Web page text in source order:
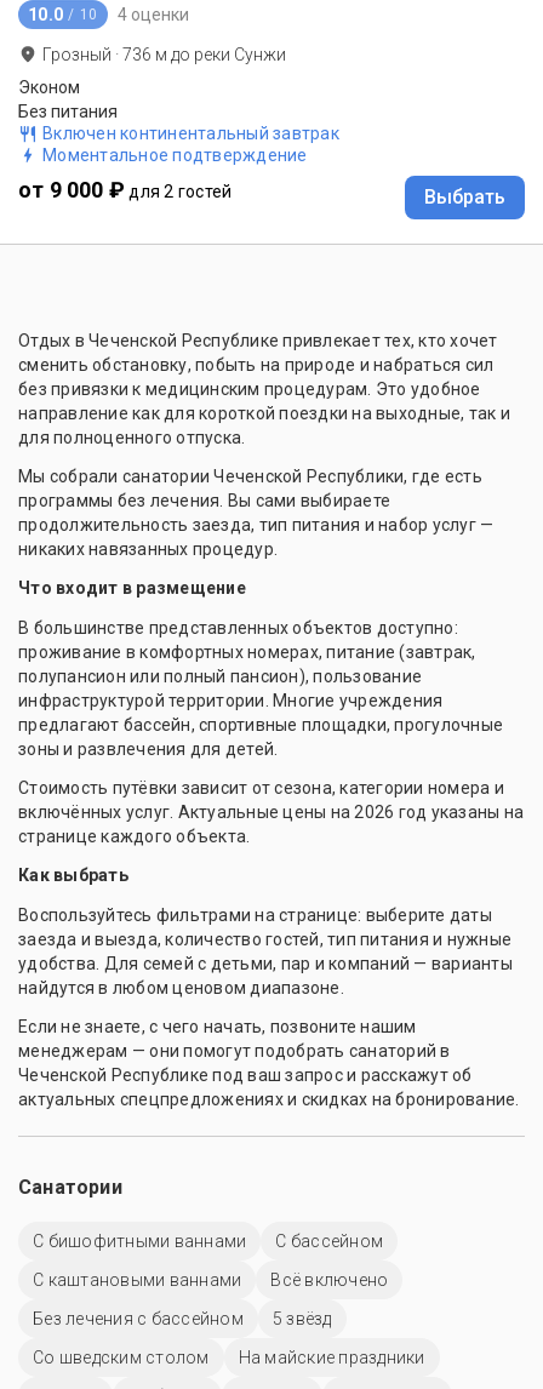
10.0 / 10 4 оценки
Грозный ·736 м до реки Сунжи
Эконом
Без питания
Включен континентальный завтрак
Моментальное подтверждение
от 9 000 ₽ для 2 гостей Выбрать
Отдых в Чеченской Республике привлекает тех, кто хочет
сменить обстановку, побыть на природе и набраться сил
без привязки к медицинским процедурам. Это удобное
направление как для короткой поездки на выходные, так и
для полноценного отпуска.
Мы собрали санатории Чеченской Республики, где есть
программы без лечения. Вы сами выбираете
продолжительность заезда, тип питания и набор услуг —
никаких навязанных процедур.
Что входит в размещение
В большинстве представленных объектов доступно:
проживание в комфортных номерах, питание (завтрак,
полупансион или полный пансион), пользование
инфраструктурой территории. Многие учреждения
предлагают бассейн, спортивные площадки, прогулочные
зоны и развлечения для детей.
Стоимость путёвки зависит от сезона, категории номера и
включённых услуг. Актуальные цены на 2026 год указаны на
странице каждого объекта.
Как выбрать
Воспользуйтесь фильтрами на странице: выберите даты
заезда и выезда, количество гостей, тип питания и нужные
удобства. Для семей с детьми, пар и компаний — варианты
найдутся в любом ценовом диапазоне.
Если не знаете, с чего начать, позвоните нашим
менеджерам — они помогут подобрать санаторий в
Чеченской Республике под ваш запрос и расскажут об
актуальных спецпредложениях и скидках на бронирование.
Санатории
С бишофитными ваннами
C бассейном
С каштановыми ваннами
Всё включено
Без лечения с бассейном
5 звёзд
Со шведским столом
На майские праздники